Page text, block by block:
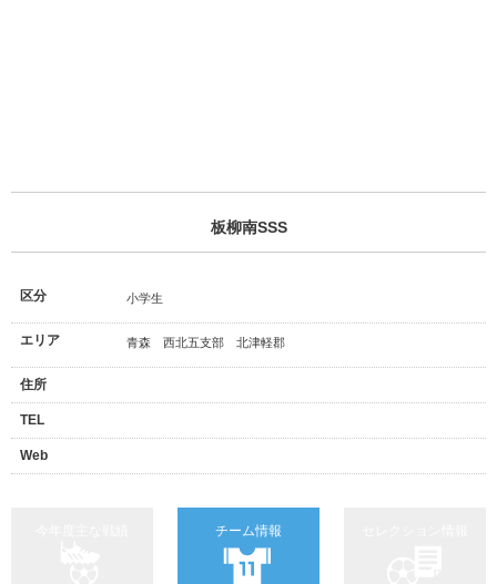
板柳南SSS
区分 小学生
エリア 青森 西北五支部 北津軽郡
住所
TEL
Web
チーム情報